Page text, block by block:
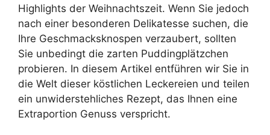
Highlights der Weihnachtszeit. Wenn Sie jedoch
nach einer besonderen Delikatesse suchen, die
Ihre Geschmacksknospen verzaubert, sollten
Sie unbedingt die zarten Puddingplätzchen
probieren. In diesem Artikel entführen wir Sie in
die Welt dieser köstlichen Leckereien und teilen
ein unwiderstehliches Rezept, das Ihnen eine
Extraportion Genuss verspricht.